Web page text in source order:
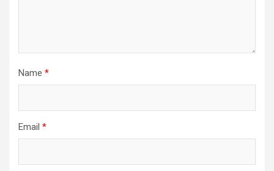
Name *
Email *